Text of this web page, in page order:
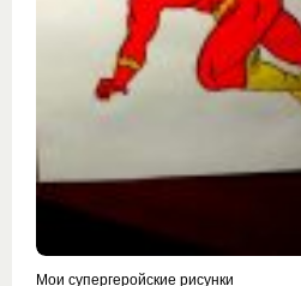
Мои супергеройские рисунки